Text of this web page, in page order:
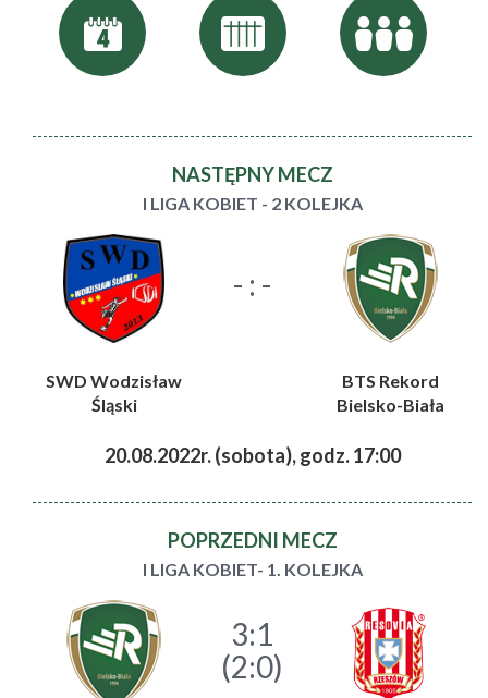
NASTĘPNY MECZ
I LIGA KOBIET - 2 KOLEJKA
- : -
SWD Wodzisław
Śląski
BTS Rekord
Bielsko-Biała
20.08.2022r. (sobota), godz. 17:00
POPRZEDNI MECZ
I LIGA KOBIET- 1. KOLEJKA
3:1
(2:0)